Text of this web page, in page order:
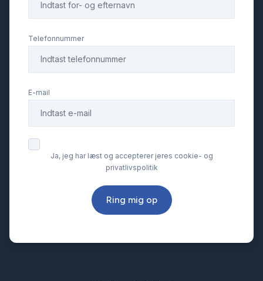
Telefonnummer
E-mail
Ja, jeg har læst og accepterer jeres cookie- og
privatlivspolitik
Ring mig op